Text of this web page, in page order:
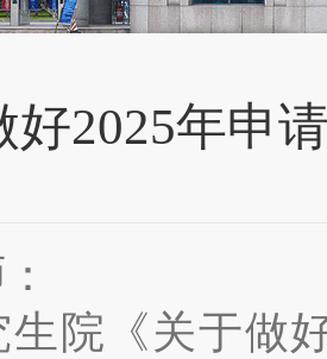
好2025年申
院《关于做